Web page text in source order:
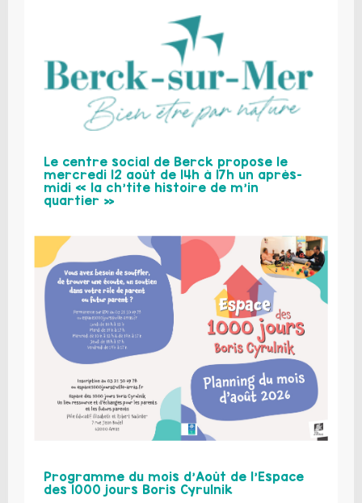
Le centre social de Berck propose le
mercredi 12 août de 14h à 17h un après-
midi « la ch’tite histoire de m’in
quartier »
Programme du mois d’Août de l’Espace
des 1000 jours Boris Cyrulnik